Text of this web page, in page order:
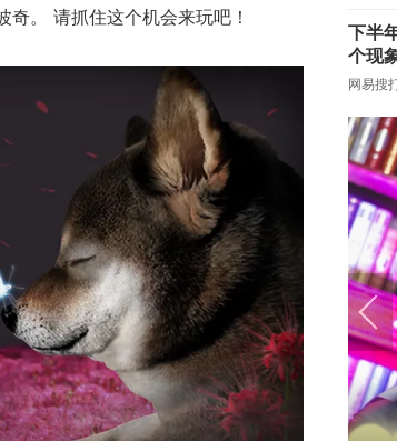
。 请抓住这个机会来玩吧！
下半
个现
网易搜